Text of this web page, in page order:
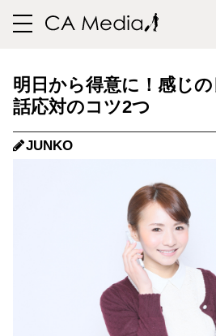
toggle
明日から得意に！感じ
話応対のコツ2つ
JUNKO